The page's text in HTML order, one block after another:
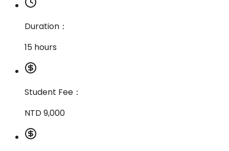
Duration：
15 hours
Student Fee：
NTD 9,000